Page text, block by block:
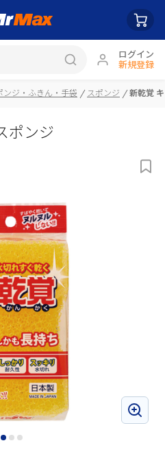
ログイン
新規登録
ンジ・ふきん・手袋 スポンジ 新乾覚
ポンジ